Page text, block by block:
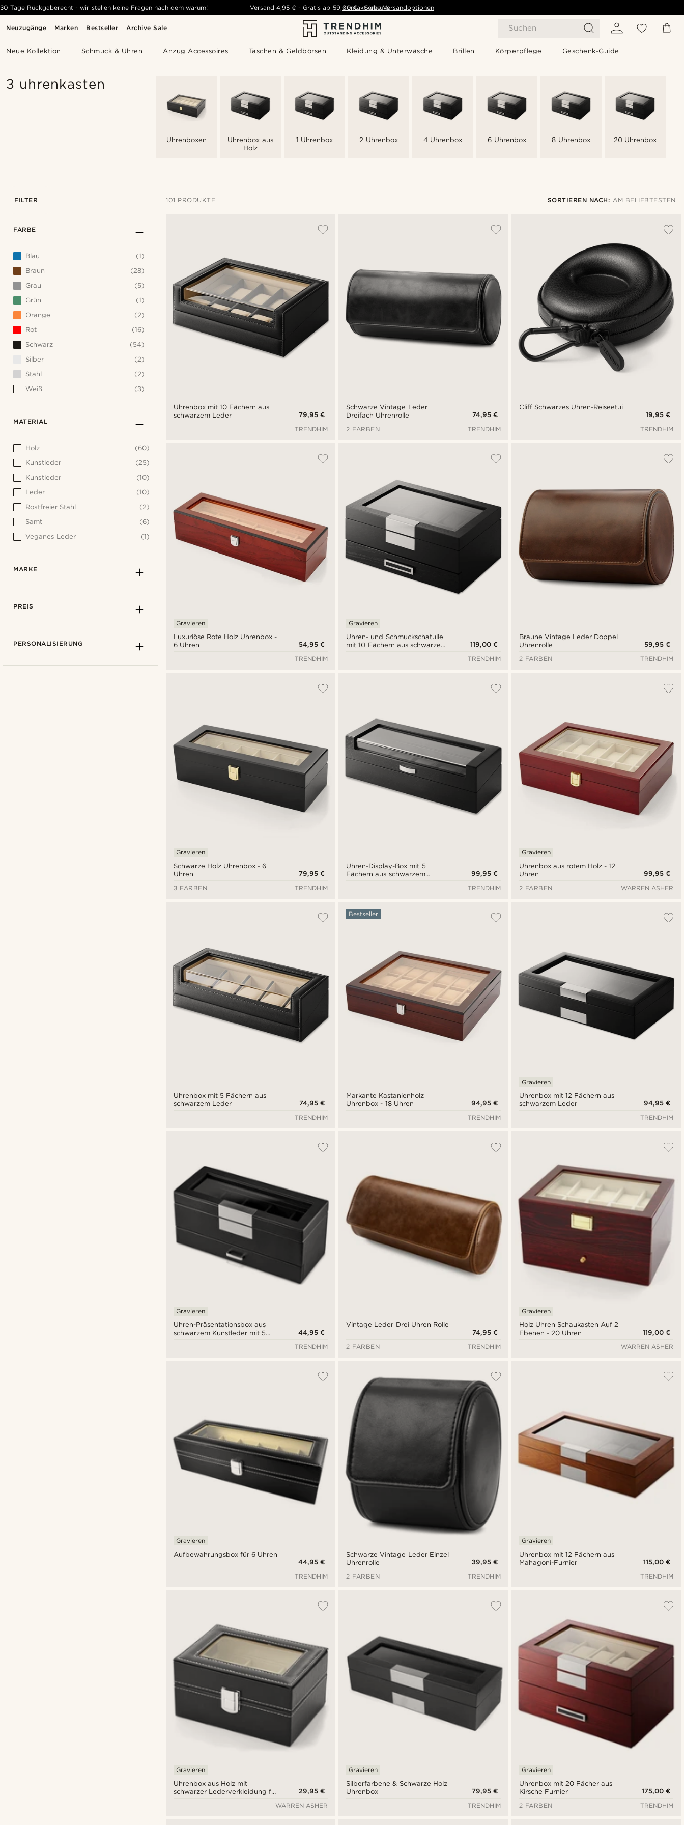
Neuzugänge Marken Bestseller Archive Sale Suchen
Neue Kollektion Schmuck & Uhren Anzug Accessoires Taschen & Geldbörsen Kleidung & Unterwäsche Brillen Körperpflege Geschenk-Guide
30 Tage Rückgaberecht - wir stellen keine Fragen nach dem warum! Versand 4,95 € -Gratis ab 59,00 € - Siehe Versandoptionen
Kontaktiere uns
3 uhrenkasten
Uhrenboxen
Uhrenbox aus
Holz
1 Uhrenbox 2 Uhrenbox 4 Uhrenbox 6 Uhrenbox 8 Uhrenbox 20 Uhrenbox
FILTER 101 PRODUKTE SORTIEREN NACH: AM BELIEBTESTEN
Niedrigster Preis
Höchster Preis
Uhrenbox mit 10 Fächern aus
schwarzem Leder
79,95 €
TRENDHIM
Schwarze Vintage Leder
Dreifach Uhrenrolle
74,95 €
2 FARBEN
TRENDHIM
Cliff Schwarzes Uhren-Reiseetui
19,95 €
TRENDHIM
Luxuriöse Rote Holz Uhrenbox -
6 Uhren
Gravieren
54,95 €
TRENDHIM
Uhren- und Schmuckschatulle
mit 10 Fächern aus schwarzem
Gravieren
119,00 €
TRENDHIM
Braune Vintage Leder Doppel
Uhrenrolle
59,95 €
2 FARBEN
TRENDHIM
Schwarze Holz Uhrenbox - 6
Uhren
Gravieren
79,95 €
3 FARBEN
TRENDHIM
Uhren-Display-Box mit 5
Fächern aus schwarzem
99,95 €
TRENDHIM
Uhrenbox aus rotem Holz - 12
Uhren
Gravieren
99,95 €
2 FARBEN
WARREN ASHER
Uhrenbox mit 5 Fächern aus
schwarzem Leder
74,95 €
TRENDHIM
Markante Kastanienholz
Uhrenbox - 18 Uhren
Bestseller
94,95 €
TRENDHIM
Uhrenbox mit 12 Fächern aus
schwarzem Leder
Gravieren
94,95 €
TRENDHIM
Uhren-Präsentationsbox aus
schwarzem Kunstleder mit 5
Gravieren
44,95 €
TRENDHIM
Vintage Leder Drei Uhren Rolle
74,95 €
2 FARBEN
TRENDHIM
Holz Uhren Schaukasten Auf 2
Ebenen - 20 Uhren
Gravieren
119,00 €
WARREN ASHER
Aufbewahrungsbox für 6 Uhren
Gravieren
44,95 €
TRENDHIM
Schwarze Vintage Leder Einzel
Uhrenrolle
39,95 €
2 FARBEN
TRENDHIM
Uhrenbox mit 12 Fächern aus
Mahagoni-Furnier
Gravieren
115,00 €
TRENDHIM
Uhrenbox aus Holz mit
schwarzer Lederverkleidung für
Gravieren
29,95 €
WARREN ASHER
Silberfarbene & Schwarze Holz
Uhrenbox
Gravieren
79,95 €
TRENDHIM
Uhrenbox mit 20 Fächer aus
Kirsche Furnier
Gravieren
175,00 €
2 FARBEN
TRENDHIM
FARBE
Blau
(1)
Braun
(28)
Grau
(5)
Grün
(1)
Orange
(2)
Rot
(16)
Schwarz
(54)
Silber
(2)
Stahl
(2)
Weiß
(3)
MATERIAL
Holz
(60)
Kunstleder
(25)
Kunstleder
(10)
Leder
(10)
Rostfreier Stahl
(2)
Samt
(6)
Veganes Leder
(1)
MARKE
PREIS
PERSONALISIERUNG